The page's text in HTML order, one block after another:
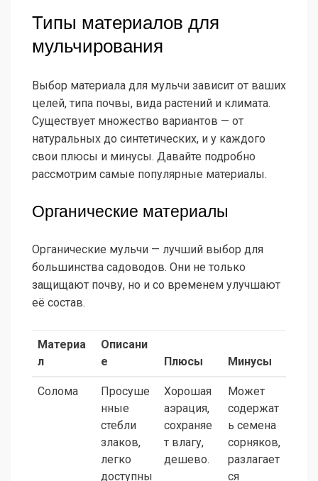
Типы материалов для
мульчирования
Выбор материала для мульчи зависит от ваших
целей, типа почвы, вида растений и климата.
Существует множество вариантов — от
натуральных до синтетических, и у каждого
свои плюсы и минусы. Давайте подробно
рассмотрим самые популярные материалы.
Органические материалы
Органические мульчи — лучший выбор для
большинства садоводов. Они не только
защищают почву, но и со временем улучшают
её состав.
Материа
л
Описани
е
Плюсы Минусы
Солома
Просуше
нные
стебли
злаков,
легко
доступны
Хорошая
аэрация,
сохраняе
т влагу,
дешево.
Может
содержат
ь семена
сорняков,
разлагает
ся